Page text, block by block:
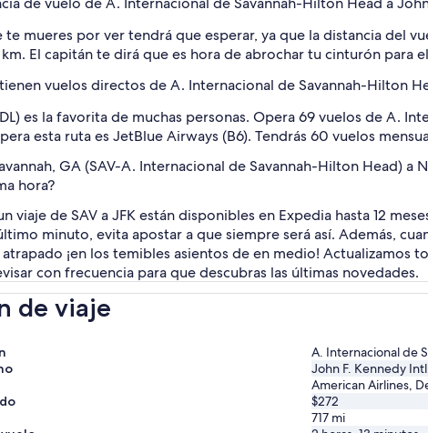
te mueres por ver tendrá que esperar, ya que la distancia del
km. El capitán te dirá que es hora de abrochar tu cinturón para
vuelos directos de A. Internacional de Savannah-Hilton
es la favorita de muchas personas. Opera 69 vuelos de A.
esta ruta es JetBlue Airways (B6). Tendrás 60 vuelos
GA (SAV-A. Internacional de Savannah-Hilton Head)
hora?
viaje de SAV a JFK están disponibles en Expedia hasta 12
minuto, evita apostar a que siempre será así. Además,
¡en los temibles asientos de en medio!
con frecuencia para que descubras las últimas novedades.
de viaje
A. Internacional de
John F. Kennedy
American Airlines,
$272
717 mi